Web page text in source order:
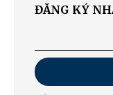
ĐĂNG KÝ